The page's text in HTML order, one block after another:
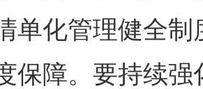
单化管理健全
保障。要持续